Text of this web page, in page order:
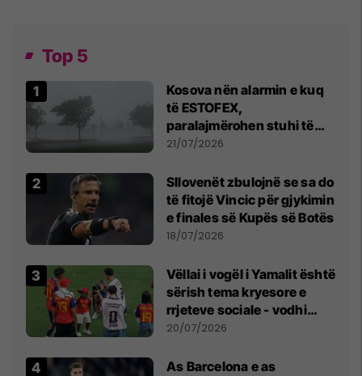
Top 5
Kosova nën alarmin e kuq
të ESTOFEX,
paralajmërohen stuhi të
fuqishme me breshër dhe
21/07/2026
Sllovenët zbulojnë se sa do
të fitojë Vincic për gjykimin
e finales së Kupës së Botës
18/07/2026
Vëllai i vogël i Yamalit është
sërish tema kryesore e
rrjeteve sociale - vodhi
vëmendjen pas finales së
20/07/2026
As Barcelona e as